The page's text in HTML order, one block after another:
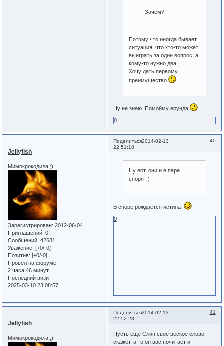
Зачем?
Потому что иногда бывает
ситуация, что кто-то может
выиграть за один вопрос, а
кому-то нужно два.
Хочу дать первому
преимущество
Ну не знаю. Помойму ерунда
0
Поделиться 40
2014-02-13
22:51:18
Jellyfish
Мимокрокодила ;)
Зарегистрирован: 2012-06-04
Приглашений: 0
Сообщений: 42681
Уважение: [+0/-0]
Позитив: [+0/-0]
Провел на форуме:
2 часа 46 минут
Последний визит:
2025-03-10 23:08:57
Ну вот, они и в паре
спорят:)
В споре рождается истина
0
Поделиться 41
2014-02-13
22:52:28
Jellyfish
Мимокрокодила ;)
Пусть еще Слип свое веское слово
скажет, а то он вас почитает и